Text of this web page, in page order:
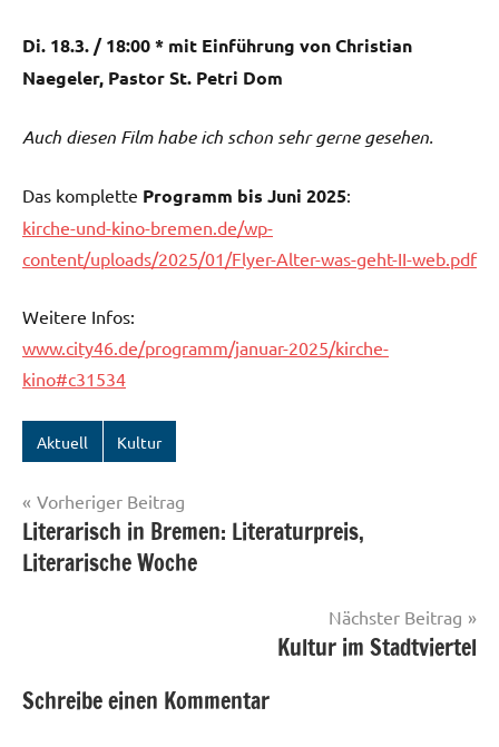
Di. 18.3. / 18:00 * mit Einführung von Christian
Naegeler, Pastor St. Petri Dom
Auch diesen Film habe ich schon sehr gerne gesehen.
Das komplette Programm bis Juni 2025:
kirche-und-kino-bremen.de/wp-
content/uploads/2025/01/Flyer-Alter-was-geht-II-web.pdf
Weitere Infos:
www.city46.de/programm/januar-2025/kirche-
kino#c31534
Aktuell Kultur
Beitragsnavigation
Vorheriger Beitrag
Literarisch in Bremen: Literaturpreis,
Literarische Woche
Nächster Beitrag
Kultur im Stadtviertel
Schreibe einen Kommentar